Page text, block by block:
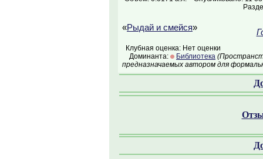
«Рыдай и смейся»
Клубная оценка: Нет оценки
Доминанта:
Библиотека
предназначаемых автором для